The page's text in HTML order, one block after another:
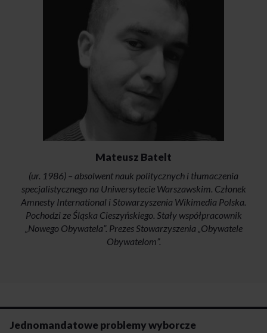
Mateusz Batelt
(ur. 1986) – absolwent nauk politycznych i tłumaczenia
specjalistycznego na Uniwersytecie Warszawskim. Członek
Amnesty International i Stowarzyszenia Wikimedia Polska.
Pochodzi ze Śląska Cieszyńskiego. Stały współpracownik
„Nowego Obywatela”. Prezes Stowarzyszenia „Obywatele
Obywatelom”.
Jednomandatowe problemy wyborcze